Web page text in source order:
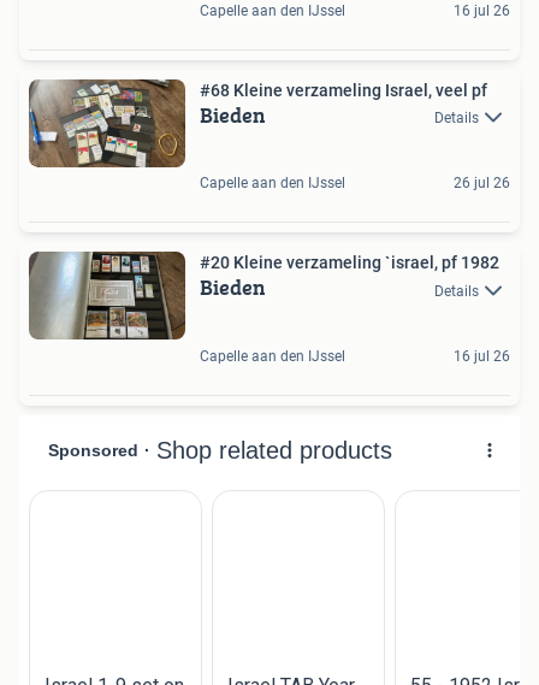
Capelle aan den IJssel 16 jul 26
#68 Kleine verzameling Israel, veel pf
Bieden Details
Capelle aan den IJssel 26 jul 26
#20 Kleine verzameling `israel, pf 1982
Bieden Details
Capelle aan den IJssel 16 jul 26